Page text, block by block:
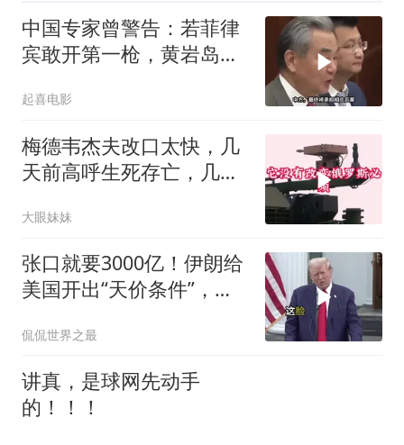
中国专家曾警告：若菲律
宾敢开第一枪，黄岩岛填
起喜电影
梅德韦杰夫改口太快，几
天前高呼生死存亡，几天
大眼妹妹
张口就要3000亿！伊朗给
美国开出“天价条件”，特
侃侃世界之最
讲真，是球网先动手
的！！！